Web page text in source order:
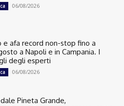
06/08/2026
e afa record non-stop fino a
a Napoli e in Campania. I
degli esperti
06/08/2026
Pineta Grande,